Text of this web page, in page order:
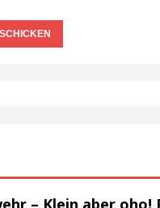
– Klein aber oho!